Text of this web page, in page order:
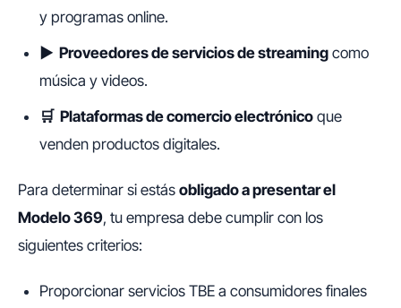
y programas online.
▶️ Proveedores de servicios de streaming como
música y videos.
🛒 Plataformas de comercio electrónico que
venden productos digitales.
Para determinar si estás obligado a presentar el
Modelo 369, tu empresa debe cumplir con los
siguientes criterios:
Proporcionar servicios TBE a consumidores finales